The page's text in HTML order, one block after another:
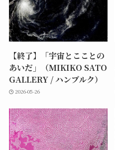
【終了】「宇宙とこことの
あいだ」（MIKIKO SATO
GALLERY / ハンブルク）
2026-05-26